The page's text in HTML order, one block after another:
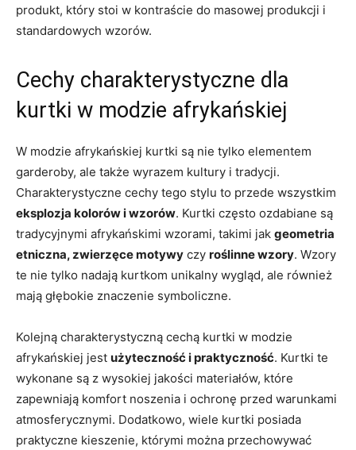
produkt,⁢ który stoi w kontraście do masowej produkcji​ i
standardowych wzorów.
Cechy charakterystyczne dla
kurtki w modzie afrykańskiej
W modzie afrykańskiej kurtki są ⁤nie tylko elementem
garderoby, ale ​także wyrazem kultury​ i tradycji.‍
Charakterystyczne cechy tego stylu to przede wszystkim
eksplozja kolorów i wzorów. Kurtki ⁤często ozdabiane są
tradycyjnymi afrykańskimi ‍wzorami, takimi jak geometria
etniczna, zwierzęce motywy czy roślinne wzory. Wzory
‌te nie tylko nadają ⁣kurtkom unikalny wygląd, ale również
⁤mają głębokie ⁣znaczenie symboliczne.
Kolejną charakterystyczną cechą kurtki w modzie
afrykańskiej jest użyteczność i praktyczność. Kurtki te⁣
wykonane są z wysokiej jakości materiałów, które
zapewniają komfort noszenia i ochronę przed warunkami
atmosferycznymi.⁢ Dodatkowo, ​wiele kurtki posiada‍
praktyczne kieszenie, którymi ⁣można przechowywać